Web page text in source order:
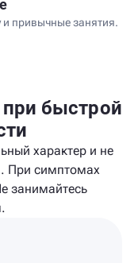
и привычные занятия.
быстрой
характер и не
При симптомах
занимайтесь